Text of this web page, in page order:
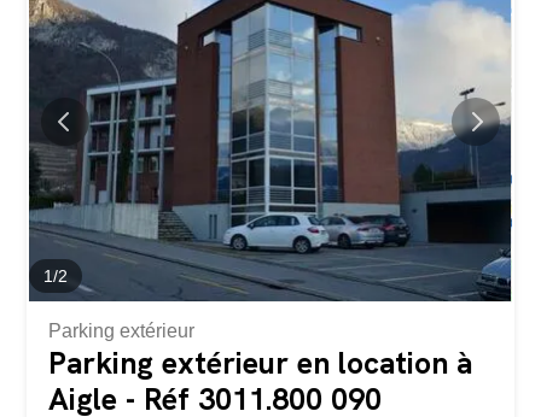
coucher, une salle de bain avec baignoire et WC. L'
appartement dispose d'une cave privative au sous-sol. Le
bâtiment est également pourvu d'une buanderie
collective.
1/2
Parking extérieur
Parking extérieur en location à
Aigle - Réf 3011.800 090